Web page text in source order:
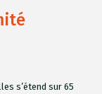
s’étend sur 65